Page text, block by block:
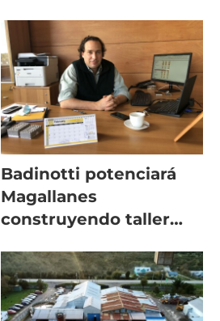
industria del salmón”
Badinotti potenciará
Magallanes
construyendo taller
redes